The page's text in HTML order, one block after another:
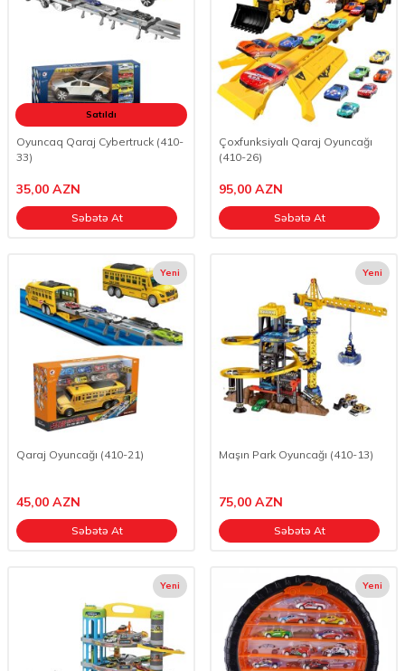
Satıldı
Oyuncaq Qaraj Cybertruck (410-
33)
35,00 AZN
Səbətə At
Çoxfunksiyalı Qaraj Oyuncağı
(410-26)
95,00 AZN
Səbətə At
Yeni
Qaraj Oyuncağı (410-21)
45,00 AZN
Səbətə At
Yeni
Maşın Park Oyuncağı (410-13)
75,00 AZN
Səbətə At
Yeni Yeni